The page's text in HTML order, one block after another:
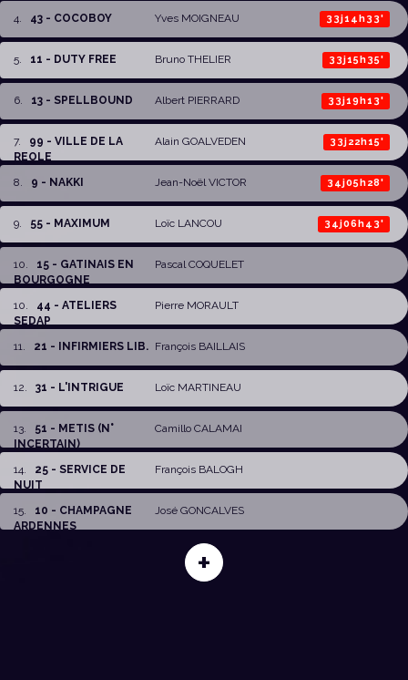
4 43 - COCOBOY Yves MOIGNEAU 33j14h33'
5 11 - DUTY FREE Bruno THELIER 33j15h35'
6 13 - SPELLBOUND Albert PIERRARD 33j19h13'
7. 99 - VILLE DE LA
REOLE
Alain GOALVEDEN 33j22h15'
8 9 - NAKKI Jean-Noël VICTOR 34j05h28'
9 55 - MAXIMUM Loïc LANCOU 34j06h43'
10
15 - GATINAIS EN
BOURGOGNE
Pascal COQUELET
10
44 - ATELIERS
SEDAP
Pierre MORAULT
11 21 - INFIRMIERS LIB. François BAILLAIS
12 31 - L'INTRIGUE Loïc MARTINEAU
13
51 - METIS (N°
INCERTAIN)
Camillo CALAMAI
14
25 - SERVICE DE
NUIT
François BALOGH
15
10 - CHAMPAGNE
ARDENNES
José GONCALVES
+